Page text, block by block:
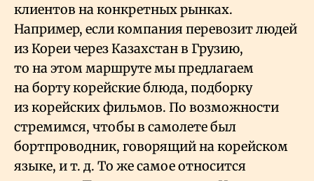
клиентов на конкретных рынках.
Например, если компания перевозит людей
из Кореи через Казахстан в Грузию,
то на этом маршруте мы предлагаем
на борту корейские блюда, подборку
из корейских фильмов. По возможности
стремимся, чтобы в самолете был
бортпроводник, говорящий на корейском
языке, и т. д. То же самое относится